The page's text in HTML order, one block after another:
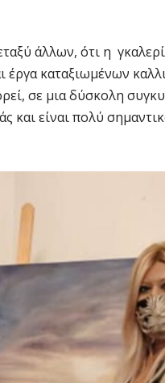
άλλων, ότι η
έργα καταξιωμένων
σε μια δύσκολη
και είναι πολύ